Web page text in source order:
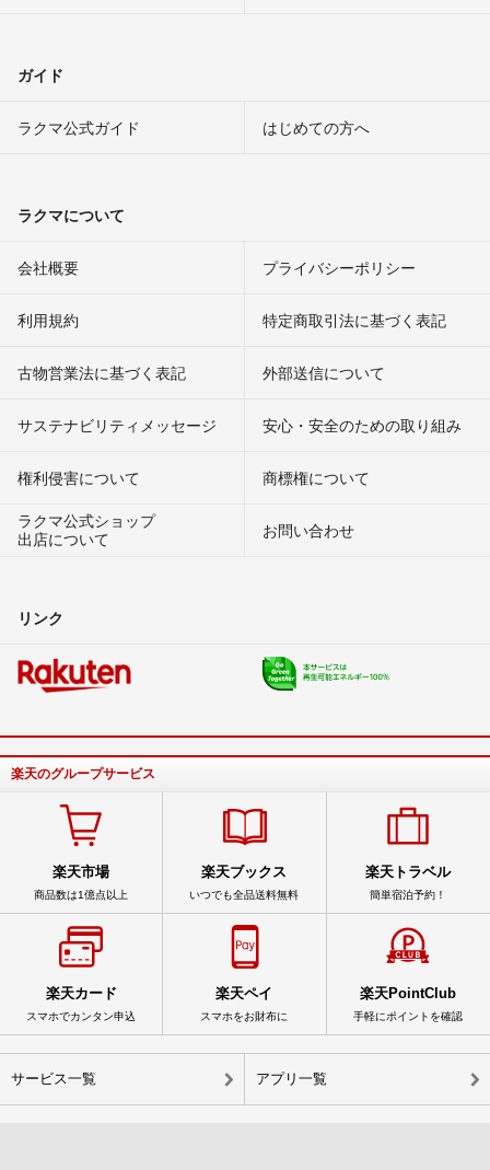
ガイド
ラクマ公式ガイド はじめての方へ
ラクマについて
会社概要 プライバシーポリシー
利用規約 特定商取引法に基づく表記
古物営業法に基づく表記 外部送信について
サステナビリティメッセージ 安心・安全のための取り組み
権利侵害について
商標権について
ラクマ公式ショップ
出店について
お問い合わせ
リンク
楽天のグループサービス
楽天市場
商品数は1億点以上
楽天ブックス
いつでも全品送料無料
楽天トラベル
簡単宿泊予約！
楽天カード
スマホでカンタン申込
楽天ペイ
スマホをお財布に
楽天PointClub
手軽にポイントを確認
サービス一覧 アプリ一覧